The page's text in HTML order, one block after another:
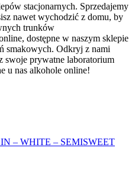
stacjonarnych. Sprzedajemy
nawet wychodzić z domu, by
trunków
dostępne w naszym sklepie
smakowych. Odkryj z nami
swoje prywatne laboratorium
u nas alkohole online!
– WHITE – SEMISWEET